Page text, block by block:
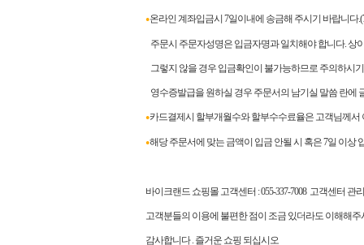
●온라인 계좌입금시 7일이내에 송금해 주시기 바랍니다
주문시 주문자성명은 입금자명과 일치해야 합니다. 상
그렇지 않을 경우 입금확인이 불가능하므로 주의하시
영수증발급을 원하실 경우 주문서의 남기실 말씀 란에
●카드결제시 할부개월수와 할부수수료율은 고객님께
●해당 주문서에 맞는 금액이 입금 안될 시 혹은 7일 이상
바이크랜드 쇼핑몰 고객센터 : 055-337-7008 고객센터 관
고객분들의 이용에 불편한 점이 조금 있더라도 이해해
감사합니다. 즐거운 쇼핑 되십시오